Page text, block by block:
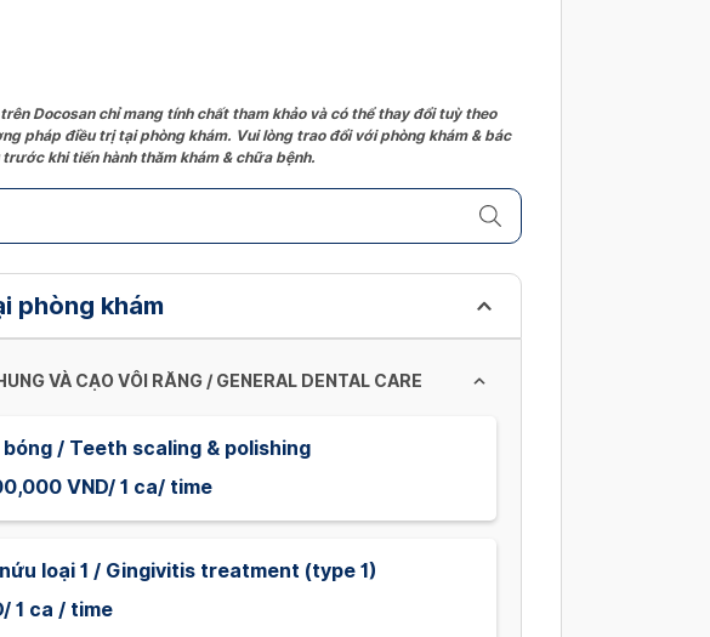
Docosan chỉ mang tính chất tham khảo và có thể thay đổi tuỳ theo
pháp điều trị tại phòng khám. Vui lòng trao đổi với phòng khám & bác
khi tiến hành thăm khám & chữa bệnh.
phòng khám
VÀ CẠO VÔI RĂNG / GENERAL DENTAL CARE
bóng / Teeth scaling & polishing
VND/ 1 ca/ time
loại 1 / Gingivitis treatment (type 1)
1 ca / time